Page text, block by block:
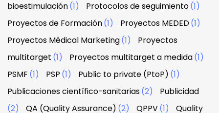
bioestimulación(1) Protocolos de seguimiento(1)
Proyectos de Formación(1) Proyectos MEDED(1)
Proyectos Médical Marketing(1)
Proyectos
multitarget (1) Proyectos multitarget a medida(1)
PSMF (1) PSP (1) Public to private (PtoP) (1)
Publicaciones científico-sanitarias(2)
Publicidad
(2)
QA (Quality Assurance) (2) QPPV(1) Quality